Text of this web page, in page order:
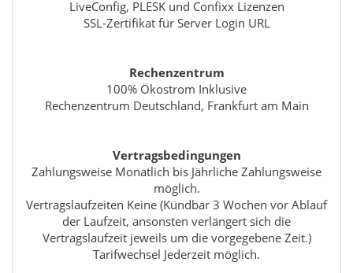
LiveConfig, PLESK und Confixx Lizenzen
SSL-Zertifikat für Server Login URL
Rechenzentrum
100% Ökostrom Inklusive
Rechenzentrum Deutschland, Frankfurt am Main
Vertragsbedingungen
Zahlungsweise Monatlich bis Jährliche Zahlungsweise
möglich.
Vertragslaufzeiten Keine (Kündbar 3 Wochen vor Ablauf
der Laufzeit, ansonsten verlängert sich die
Vertragslaufzeit jeweils um die vorgegebene Zeit.)
Tarifwechsel Jederzeit möglich.